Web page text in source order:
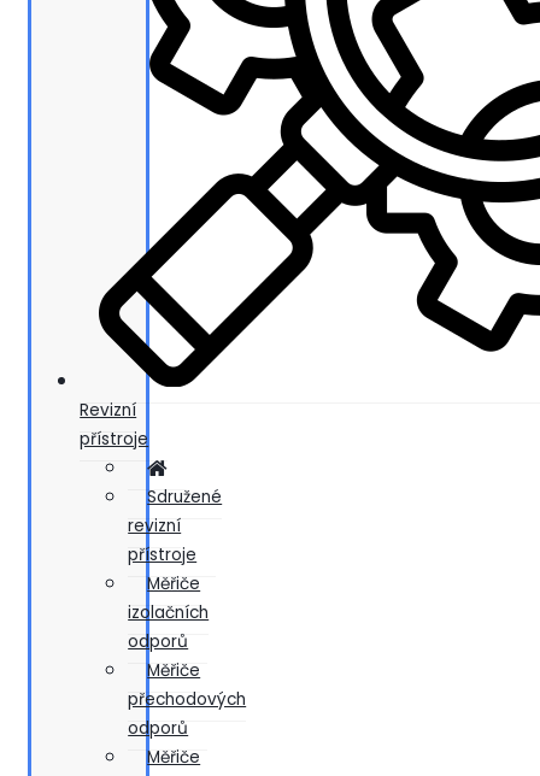
Revizní
přístroje
Sdružené
revizní
přístroje
Měřiče
izolačních
odporů
Měřiče
přechodových
odporů
Měřiče